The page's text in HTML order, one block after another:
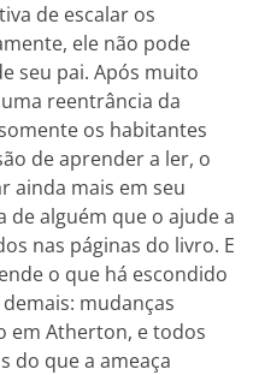
de escalar os
ele não pode
seu pai. Após muito
reentrância da
os habitantes
de aprender a ler, o
ainda mais em seu
de alguém que o ajude a
nas páginas do livro. E
o que há escondido
mudanças
em Atherton, e todos
do que a ameaça